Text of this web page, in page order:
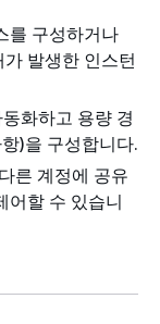
를 구성하거나
발생한 인스턴
화하고 용량 경
)을 구성합니다.
른 계정에 공유
어할 수 있습니